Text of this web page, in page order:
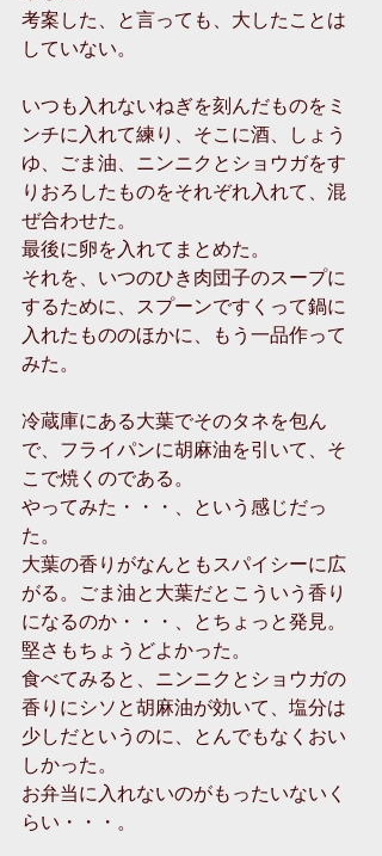
考案した、と言っても、大したことは
していない。
いつも入れないねぎを刻んだものをミ
ンチに入れて練り、そこに酒、しょう
ゆ、ごま油、ニンニクとショウガをす
りおろしたものをそれぞれ入れて、混
ぜ合わせた。
最後に卵を入れてまとめた。
それを、いつのひき肉団子のスープに
するために、スプーンですくって鍋に
入れたもののほかに、もう一品作って
みた。
冷蔵庫にある大葉でそのタネを包ん
で、フライパンに胡麻油を引いて、そ
こで焼くのである。
やってみた・・・、という感じだっ
た。
大葉の香りがなんともスパイシーに広
がる。ごま油と大葉だとこういう香り
になるのか・・・、とちょっと発見。
堅さもちょうどよかった。
食べてみると、ニンニクとショウガの
香りにシソと胡麻油が効いて、塩分は
少しだというのに、とんでもなくおい
しかった。
お弁当に入れないのがもったいないく
らい・・・。